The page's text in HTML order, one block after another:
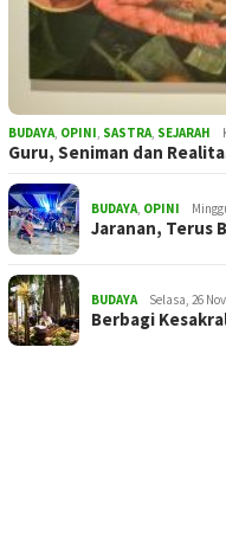
BUDAYA, OPINI, SASTRA, SEJARAH
Guru, Seniman dan
BUDAYA, OPINI
Jaranan, Terus
BUDAYA Selasa, 26
Berbagi